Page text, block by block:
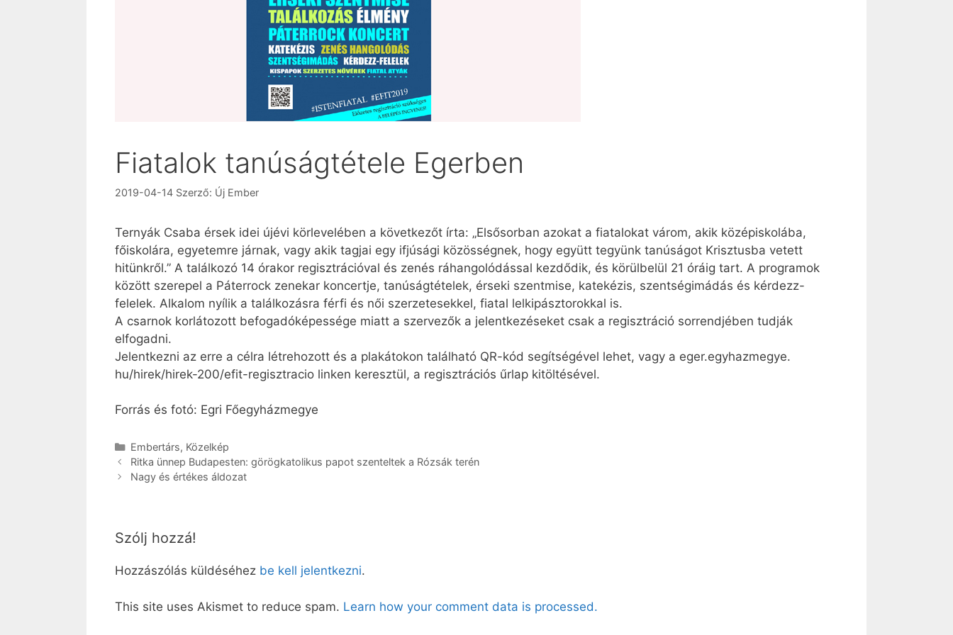
Fiatalok tanúságtétele Egerben
2019-04-14 Szerző: Új Ember
Ternyák Csaba érsek idei újévi körlevelében a következőt írta: „Elsősorban azokat a fiatalokat várom, akik középiskolába,
főiskolára, egyetemre járnak, vagy akik tagjai egy ifjúsági közösségnek, hogy együtt tegyünk tanúságot Krisztusba vetett
hitünkről.” A találkozó 14 órakor regisztrációval és zenés ráhangolódással kezdődik, és körülbelül 21 óráig tart. A programok
között szerepel a Páterrock zenekar koncertje, tanúságtételek, érseki szentmise, katekézis, szentségimádás és kérdezz-
felelek. Alkalom nyílik a találkozásra férfi és női szerzetesekkel, fiatal lelkipásztorok­kal is.
A csarnok korlátozott befogadóképessége miatt a szervezők a jelentkezéseket csak a regisztráció sorrendjében tudják
elfogadni.
Jelentkezni az erre a célra létrehozott és a plakátokon található QR-kód segítségével lehet, vagy a eger.­egy­haz­me­gye.
hu­/hirek/hirek-200/efit-re­gisz­tra­cio­ linken keresztül, a regisztrációs űrlap kitöltésével.
Forrás és fotó: Egri Főegyházmegye
Kategória
Embertárs, Közelkép
Ritka ünnep Budapesten: görögkatolikus papot szenteltek a Rózsák terén
Nagy és értékes áldozat
Szólj hozzá!
Hozzászólás küldéséhez be kell jelentkezni.
This site uses Akismet to reduce spam. Learn how your comment data is processed.